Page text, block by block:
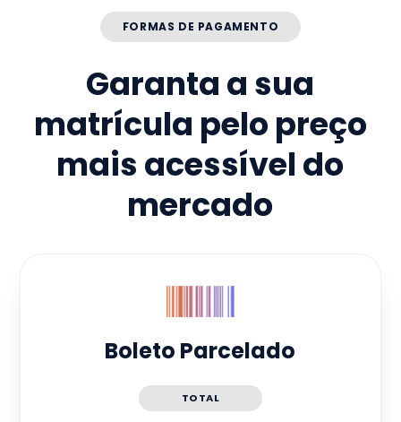
FORMAS DE PAGAMENTO
Garanta a sua
matrícula pelo preço
mais acessível do
mercado
Boleto Parcelado
TOTAL